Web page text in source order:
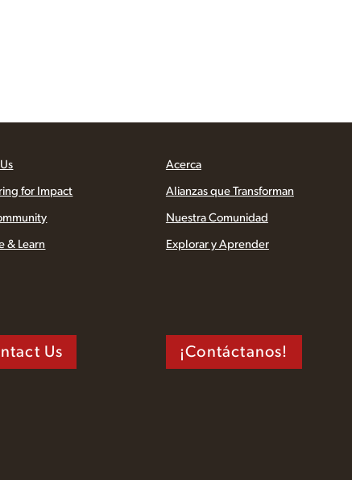
for Impact
& Learn
Us
Acerca
Alianzas que Transforman
Nuestra Comunidad
Explorar y Aprender
¡Contáctanos!